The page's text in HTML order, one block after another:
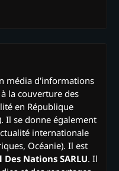
média d'informations
la couverture des
en République
Il se donne également
internationale
Océanie). Il est
Des Nations SARLU. Il